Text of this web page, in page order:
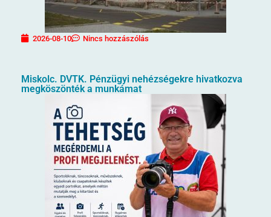
2026-08-10 Nincs hozzászólás
Miskolc. DVTK. Pénzügyi nehézségekre hivatkozva
megköszönték a munkámat